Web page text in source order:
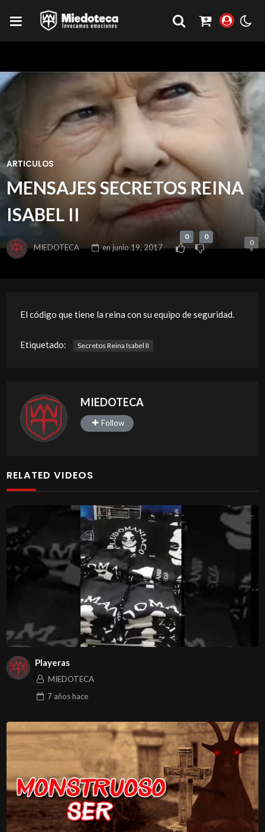
ARTICULOS
MENSAJES SECRETOS REINA
ISABEL II
MIEDOTECA enjunio 19, 2017
0 0
0
El código que tiene la reina con su equipo de seguridad.
Etiquetado: Secretos Reina Isabel II
MIEDOTECA
Follow
RELATED VIDEOS
Playeras
MIEDOTECA
7 añoshace